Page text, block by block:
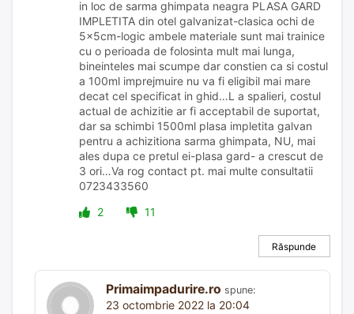
in loc de sarma ghimpata neagra PLASA GARD
IMPLETITA din otel galvanizat-clasica ochi de
5x5cm-logic ambele materiale sunt mai trainice
cu o perioada de folosinta mult mai lunga,
bineinteles mai scumpe dar constien ca si costul
a 100ml imprejmuire nu va fi eligibil mai mare
decat cel specificat in ghid…L a spalieri, costul
actual de achizitie ar fi acceptabil de suportat,
dar sa schimbi 1500ml plasa impletita galvan
pentru a achizitiona sarma ghimpata, NU, mai
ales dupa ce pretul ei-plasa gard- a crescut de
3 ori…Va rog contact pt. mai multe consultatii
0723433560
2
11
Răspunde
Primaimpadurire.ro spune:
23 octombrie 2022 la 20:04